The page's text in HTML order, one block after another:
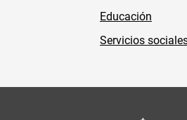
Educación
Servicios